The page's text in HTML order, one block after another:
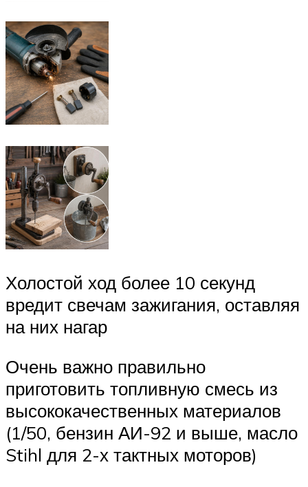
Холостой ход более 10 секунд
вредит свечам зажигания, оставляя
на них нагар
Очень важно правильно
приготовить топливную смесь из
высококачественных материалов
(1/50, бензин АИ-92 и выше, масло
Stihl для 2-х тактных моторов)